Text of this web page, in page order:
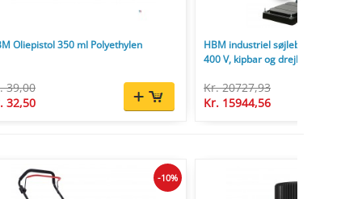
Oliepistol 350 ml Polyethylen
39,00
32,50
HBM industriel søjleboremaskine
400 V, kipbar og drejbar, MT3, 1,1
Kr. 20727,93
Kr. 15944,56
-10%